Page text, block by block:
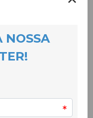
em contexto de
se a crianças do 1º
aula de modo a
promover as
ao projecto
proporcionando a
a língua portuguesa